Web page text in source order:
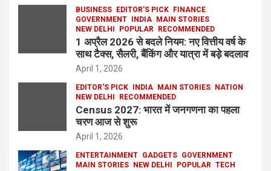
BUSINESS EDITOR'S PICK
FINANCE
GOVERNMENT
INDIA
MAIN STORIES
NEW DELHI
POPULAR RECOMMENDED
1 अप्रैल 2026 से बदले नियम: नए वित्तीय वर्ष के
साथ टैक्स, सैलरी, बैंकिंग और यात्रा में बड़े बदलाव
April 1, 2026
EDITOR'S PICK INDIA MAIN STORIES
NATION
NEW DELHI
RECOMMENDED
Census 2027: भारत में जनगणना का पहला
चरण आज से शुरू
April 1, 2026
ENTERTAINMENT GADGETS GOVERNMENT
MAIN STORIES
NEW DELHI POPULAR TECH